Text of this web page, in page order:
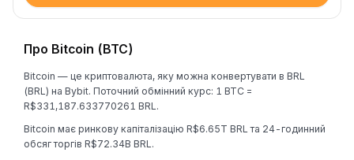
Про Bitcoin (BTC)
Bitcoin — це криптовалюта, яку можна конвертувати в BRL
(BRL) на Bybit. Поточний обмінний курс: 1 BTC =
R$331,187.633770261 BRL.
Bitcoin має ринкову капіталізацію R$6.65T BRL та 24-годинний
обсяг торгів R$72.34B BRL.